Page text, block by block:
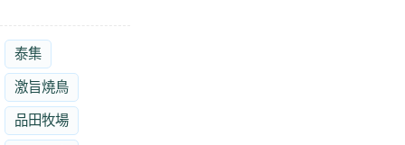
泰集
激旨燒鳥
品田牧場